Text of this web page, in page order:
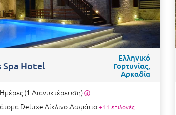
Spa Hotel
Ελληνικό
Γορτυνίας,
Αρκαδία
(1 Διανυκτέρευση)
Deluxe Δίκλινο Δωμάτιο +11 επιλογές